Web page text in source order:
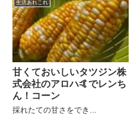
生活あれこれ
甘くておいしいタツジン株
式会社のアロハ🤙でレンち
ん！コーン
採れたての甘さをでき...